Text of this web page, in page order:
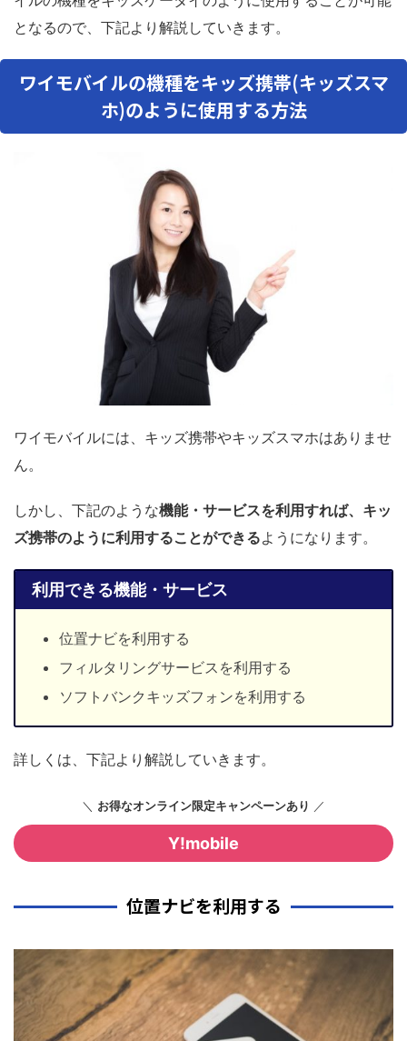
となるので、下記より解説していきます。
ワイモバイルの機種をキッズ携帯(キッズスマ
ホ)のように使用する方法
ワイモバイルには、キッズ携帯やキッズスマホはありませ
ん。
しかし、下記のような機能・サービスを利用すれば、キッ
ズ携帯のように利用することができるようになります。
利用できる機能・サービス
位置ナビを利用する
フィルタリングサービスを利用する
ソフトバンクキッズフォンを利用する
詳しくは、下記より解説していきます。
＼ お得なオンライン限定キャンペーンあり ／
Y!mobile
位置ナビを利用する